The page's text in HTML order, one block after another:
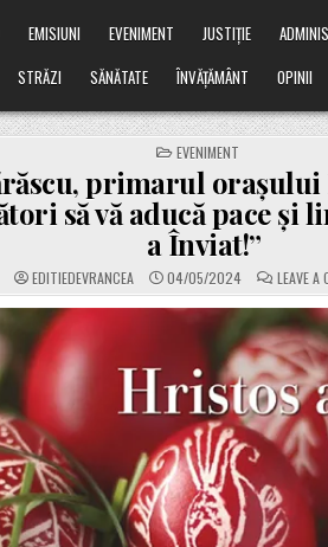
EMISIUNI EVENIMENT JUSTIȚIE
STRĂZI SĂNĂTATE ÎNVĂȚĂMÂNT OPINII
POSTED
IN
EVENIMENT
primarul orașului
să vă aducă pace și
a Înviat!”
EDITIEDEVRANCEA 04/05/2024 LEAVE A